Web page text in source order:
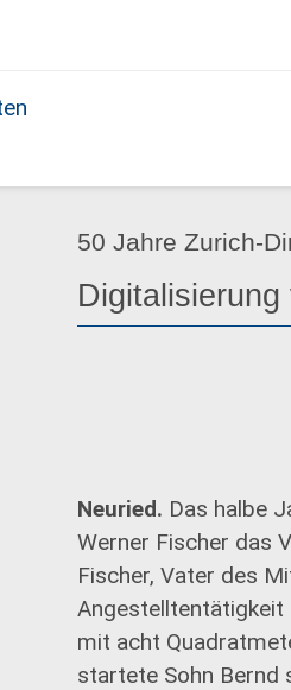
50 Jahre Zurich-
Neuried. Das halbe
Werner Fischer das
Fischer, Vater des
Angestelltentätigkeit
mit acht
startete Sohn Bernd